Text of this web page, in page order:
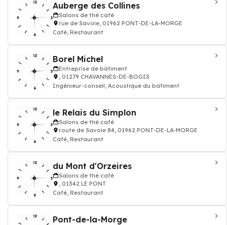
Auberge des Collines
Salons de thé café
rue de Savoie, 01962 PONT-DE-LA-MORGE
Café, Restaurant
Borel Michel
Entreprise de bâtiment
, 01279 CHAVANNES-DE-BOGIS
Ingénieur-conseil, Acoustique du bâtiment
le Relais du Simplon
Salons de thé café
route de Savoie 84, 01962 PONT-DE-LA-MORGE
Café, Restaurant
du Mont d'Orzeires
Salons de thé café
, 01342 LE PONT
Café, Restaurant
Pont-de-la-Morge